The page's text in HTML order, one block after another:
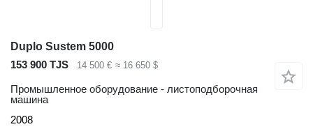
Duplo Sustem 5000
153 900 TJS
14 500 € ≈ 16 650 $
Промышленное оборудование - листоподборочная
машина
2008